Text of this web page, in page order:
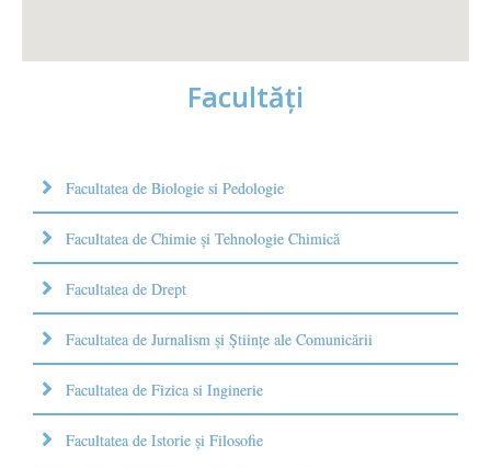
Facultăţi
Facultatea de Biologie si Pedologie
Facultatea de Chimie şi Tehnologie Chimică
Facultatea de Drept
Facultatea de Jurnalism şi Ştiinţe ale Comunicării
Facultatea de Fizica si Inginerie
Facultatea de Istorie şi Filosofie